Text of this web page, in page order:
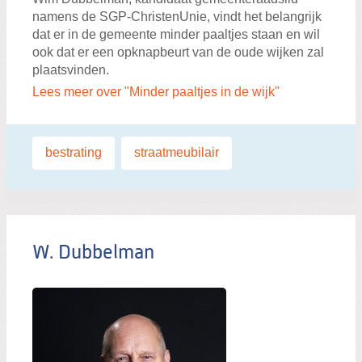
namens de SGP-ChristenUnie, vindt het belangrijk
dat er in de gemeente minder paaltjes staan en wil
ook dat er een opknapbeurt van de oude wijken zal
plaatsvinden.
Lees meer over "Minder paaltjes in de wijk"
Labels:
bestrating straatmeubilair
W. Dubbelman